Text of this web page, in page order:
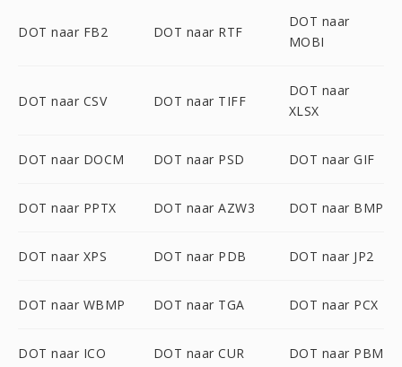
DOT naar FB2 DOT naar RTF
DOT naar
MOBI
DOT naar CSV DOT naar TIFF
DOT naar
XLSX
DOT naar DOCM DOT naar PSD DOT naar GIF
DOT naar PPTX DOT naar AZW3 DOT naar BMP
DOT naar XPS DOT naar PDB DOT naar JP2
DOT naar WBMP DOT naar TGA DOT naar PCX
DOT naar ICO DOT naar CUR DOT naar PBM